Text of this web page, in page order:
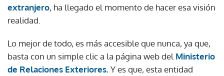
extranjero, ha llegado el momento de hacer esa visión
realidad.
Lo mejor de todo, es más accesible que nunca, ya que,
basta con un simple clic a la página web del Ministerio
de Relaciones Exteriores.Y es que, esta entidad